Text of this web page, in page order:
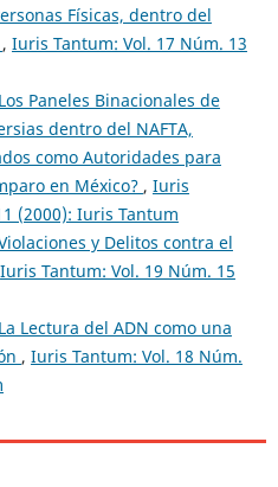
Físicas, dentro del
, Iuris Tantum: Vol. 17 Núm. 13
Los Paneles Binacionales de
dentro del NAFTA,
como Autoridades para
en México? , Iuris
(2000): Iuris Tantum
y Delitos contra el
Iuris Tantum: Vol. 19 Núm. 15
La Lectura del ADN como una
, Iuris Tantum: Vol. 18 Núm.